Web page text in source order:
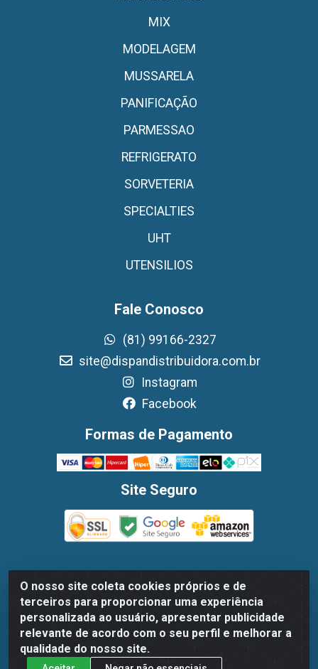
O nosso site coleta cookies próprios e de
terceiros para proporcionar uma experiência
personalizada ao usuário, apresentar publicidade
relevante de acordo com o seu perfil e melhorar a
qualidade do nosso site.
MIX
MODELAGEM
MUSSARELA
PANIFICAÇÃO
PARMESSAO
REFRIGERATO
SORVETERIA
SPECIALTIES
UHT
UTENSILIOS
Fale Conosco
(81) 99166-2327
site@dispandistribuidora.com.br
Instagram
Facebook
Formas de Pagamento
Site Seguro
Dispan Distribuidora de Alimentos LTDA - Avenida
Marechal Mascarenhas De Moraes, 1048- Imbiribeira,
Recife/PE - CEP 51.170-000 - CNPJ 30.779.584/0003-78